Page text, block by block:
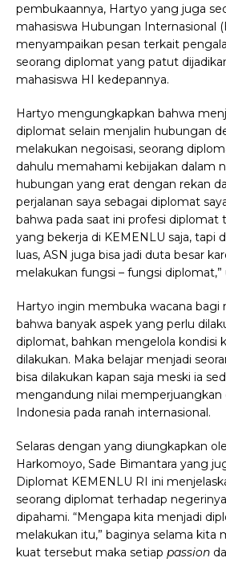
pembukaannya, Hartyo yang juga
mahasiswa Hubungan Internasional
menyampaikan pesan terkait
seorang diplomat yang patut
mahasiswa HI kedepannya.
Hartyo mengungkapkan bahwa
diplomat selain menjalin hubungan
melakukan negoisasi, seorang
dahulu memahami kebijakan dalam
hubungan yang erat dengan rekan
perjalanan saya sebagai diplomat
bahwa pada saat ini profesi diplomat
yang bekerja di KEMENLU saja, tapi
luas, ASN juga bisa jadi duta besar
melakukan fungsi – fungsi diplomat,”
Hartyo ingin membuka wacana bagi
bahwa banyak aspek yang perlu
diplomat, bahkan mengelola kondisi
dilakukan. Maka belajar menjadi
bisa dilakukan kapan saja meski ia
mengandung nilai memperjuangkan
Indonesia pada ranah internasional.
Selaras dengan yang diungkapkan
Harkomoyo, Sade Bimantara yang
Diplomat KEMENLU RI ini
seorang diplomat terhadap
dipahami. “Mengapa kita menjadi
melakukan itu,” baginya selama kita
kuat tersebut maka setiap passion